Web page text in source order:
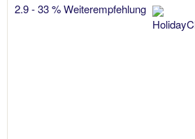
2.9 - 33 % Weiterempfehlung